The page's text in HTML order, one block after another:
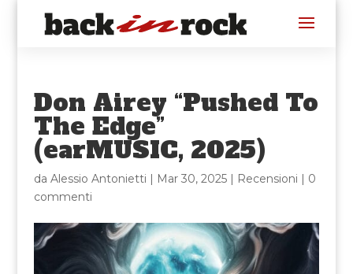
Don Airey “Pushed To
The Edge”
(earMUSIC, 2025)
da Alessio Antonietti | Mar 30, 2025| Recensioni | 0
commenti